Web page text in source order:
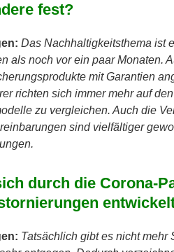
fest?
Das Nachhaltigkeitsthema ist
als noch vor ein paar Monaten.
mit Garantien
richten sich immer mehr auf
zu vergleichen. Auch die
sind vielfältiger
durch die Corona-
Tatsächlich gibt es nicht mehr